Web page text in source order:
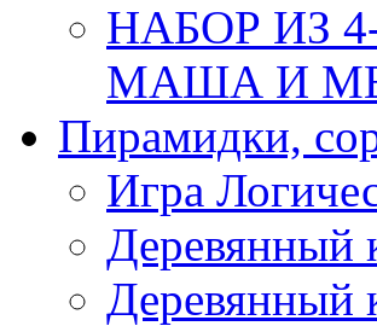
НАБОР ИЗ
МАША И
Пирамидки,
Игра
Деревянный
Деревянный